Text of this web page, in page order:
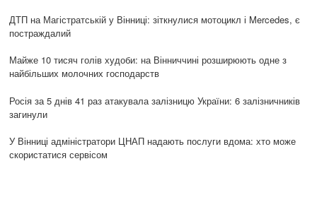
ДТП на Магістратській у Вінниці: зіткнулися мотоцикл і Mercedes, є
постраждалий
Майже 10 тисяч голів худоби: на Вінниччині розширюють одне з
найбільших молочних господарств
Росія за 5 днів 41 раз атакувала залізницю України: 6 залізничників
загинули
У Вінниці адміністратори ЦНАП надають послуги вдома: хто може
скористатися сервісом